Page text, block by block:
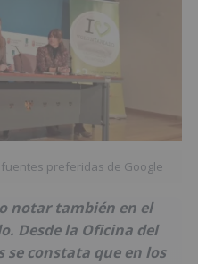
preferidas de Google
notar también en el
Desde la Oficina del
se constata que en los